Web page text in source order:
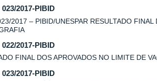
2017-PIBID
2017 – PIBID/UNESPAR RESULTADO
2017-PIBID
FINAL DOS APROVADOS NO LIMITE DE
2017-PIBID